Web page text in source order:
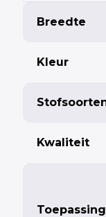
Breedte
Kleur
Kwaliteit
Toepassing